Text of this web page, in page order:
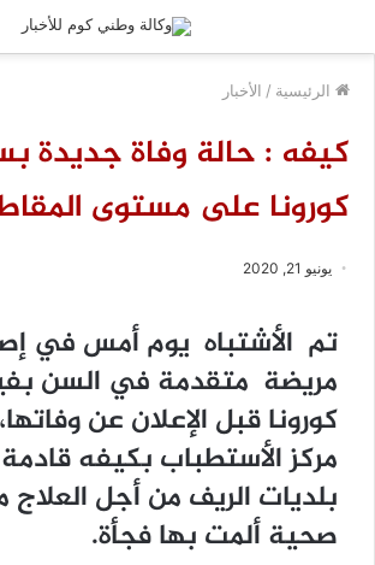
الرئيسية / الأخبار
كيفه : حالة وفاة جديدة
كورونا على مستوى
يونيو 21, 2020
تم الأشتباه يوم أمس في
مريضة متقدمة في السن
كورونا قبل الإعلان عن
مركز الأستطباب بكيفه
بلديات الريف من أجل
صحية ألمت بها فجأة.